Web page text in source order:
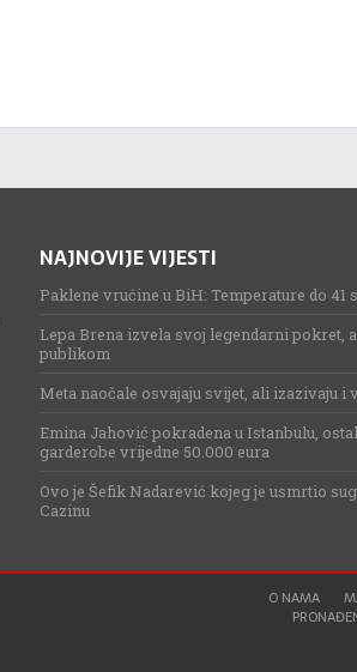
NAJNOVIJE VIJESTI
Paklene vrućine u BiH: Temperature do 41
Lepa Brena izvela svoj legendarni pokret,
publikom
Meta naočale osvajaju svijet, ali izazivaju i
Emina Jahović pokradena u Istanbulu,
garderobe vrijedne 50.000 eura
Ovo je Šefik Nadarević kojeg je usmrtio
Cazinu
O NAMA